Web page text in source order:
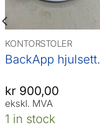
KONTORSTOLER
BackApp hjulsett.
kr900,00
ekskl. MVA
1 in stock